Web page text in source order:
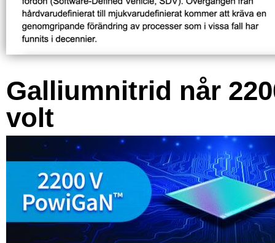
Galliumnitrid når
volt